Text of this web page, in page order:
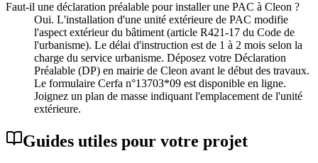
Faut-il une déclaration préalable pour installer une PAC à Cleon ?
Oui. L'installation d'une unité extérieure de PAC modifie
l'aspect extérieur du bâtiment (article R421-17 du Code de
l'urbanisme). Le délai d'instruction est de 1 à 2 mois selon la
charge du service urbanisme. Déposez votre Déclaration
Préalable (DP) en mairie de Cleon avant le début des travaux.
Le formulaire Cerfa n°13703*09 est disponible en ligne.
Joignez un plan de masse indiquant l'emplacement de l'unité
extérieure.
Guides utiles pour votre projet